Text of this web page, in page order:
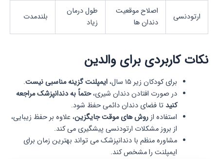
ارتودنسی
اصلاح موقعیت
دندان ها
طول درمان
زیاد
بلندمدت
نکات کاربردی برای والدین
برای کودکان زیر ۱۵ سال، ایمپلنت گزینه مناسبی نیست.
در صورت افتادن دندان شیری،حتماً به دندانپزشک مراجعه
کنید تا فضای دندان دائمی حفظ شود.
استفاده ازروش های موقت جایگزین، علاوه بر حفظ زیبایی،
از بروز مشکلات ارتودنسی پیشگیری می کند.
مشاوره منظم با دندانپزشک می تواند بهترین زمان برای
ایمپلنت را مشخص کند.